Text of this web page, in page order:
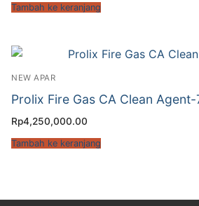
Tambah ke keranjang
NEW APAR
Prolix Fire Gas CA Clean
Rp4,250,000.00
Tambah ke keranjang